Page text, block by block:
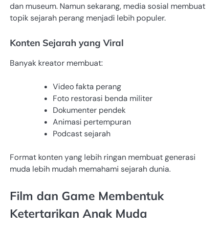
dan museum. Namun sekarang, media sosial membuat
topik sejarah perang menjadi lebih populer.
Konten Sejarah yang Viral
Banyak kreator membuat:
Video fakta perang
Foto restorasi benda militer
Dokumenter pendek
Animasi pertempuran
Podcast sejarah
Format konten yang lebih ringan membuat generasi
muda lebih mudah memahami sejarah dunia.
Film dan Game Membentuk
Ketertarikan Anak Muda